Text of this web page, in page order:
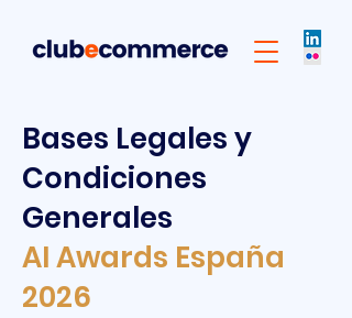
Bases Legales y
Condiciones
Generales
AI Awards España
2026